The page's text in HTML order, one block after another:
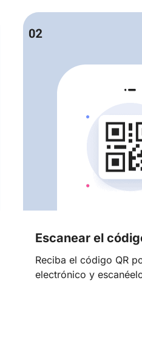
Escanear el
Reciba el código QR
electrónico y